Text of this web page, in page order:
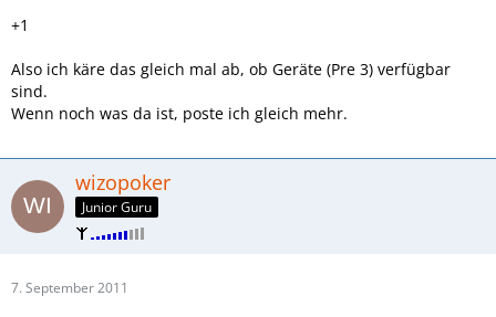
+1
Also ich käre das gleich mal ab, ob Geräte (Pre 3) verfügbar
sind.
Wenn noch was da ist, poste ich gleich mehr.
wizopoker
Junior Guru
7. September 2011